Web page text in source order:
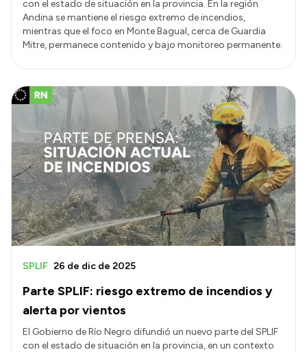
con el estado de situación en la provincia. En la región
Andina se mantiene el riesgo extremo de incendios,
mientras que el foco en Monte Bagual, cerca de Guardia
Mitre, permanece contenido y bajo monitoreo permanente.
Parte SPLIF: riesgo extremo de incendios y
alerta por vientos
SPLIF 26 de dic de 2025
El Gobierno de Río Negro difundió un nuevo parte del SPLIF
con el estado de situación en la provincia, en un contexto